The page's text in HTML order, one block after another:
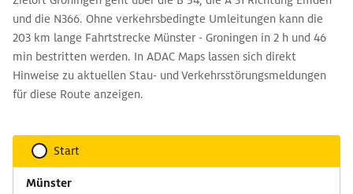
und die N366. Ohne verkehrsbedingte Umleitungen kann die
203 km lange Fahrtstrecke Münster - Groningen in 2 h und 46
min bestritten werden. In ADAC Maps lassen sich direkt
Hinweise zu aktuellen Stau- und Verkehrsstörungsmeldungen
für diese Route anzeigen.
Start
Münster